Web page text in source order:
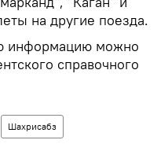
на другие поезда.
информацию можно
справочного
Шахрисабз